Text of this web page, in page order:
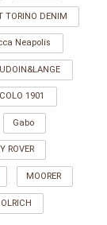
TORINO DENIM
Neapolis
1901
Gabo
ROVER
MOORER